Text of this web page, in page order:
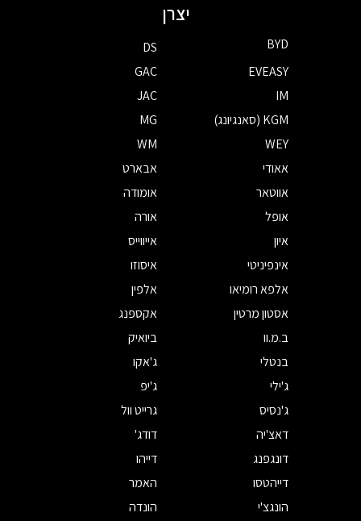
יצרן
BYD
DS
EVEASY
GAC
IM
JAC
KGM (סאנגיונג)
MG
WEY
WM
אאודי
אבארט
אווטאר
אומודה
אופל
אורה
איון
אייווייס
אינפיניטי
איסוזו
אלפא רומיאו
אלפין
אסטון מרטין
אקספנג
ב.מ.וו
ביואיק
בנטלי
ג'אקו
ג'ילי
ג'יפ
ג'נסיס
גרייט וול
דאצ'יה
דודג'
דונגפנג
דייהו
דייהטסו
האמר
הונגצ'י
הונדה